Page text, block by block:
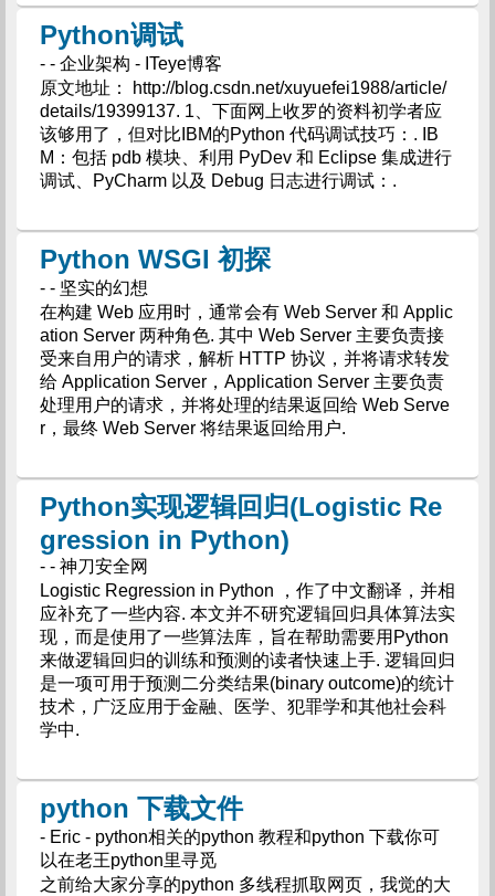
Python调试
- - 企业架构 - ITeye博客
原文地址： http://blog.csdn.net/xuyuefei1988/article/
details/19399137. 1、下面网上收罗的资料初学者应
该够用了，但对比IBM的Python 代码调试技巧：. IB
M：包括 pdb 模块、利用 PyDev 和 Eclipse 集成进行
调试、PyCharm 以及 Debug 日志进行调试：.
Python WSGI 初探
- - 坚实的幻想
在构建 Web 应用时，通常会有 Web Server 和 Applic
ation Server 两种角色. 其中 Web Server 主要负责接
受来自用户的请求，解析 HTTP 协议，并将请求转发
给 Application Server，Application Server 主要负责
处理用户的请求，并将处理的结果返回给 Web Serve
r，最终 Web Server 将结果返回给用户.
Python实现逻辑回归(Logistic Re
gression in Python)
- - 神刀安全网
Logistic Regression in Python ，作了中文翻译，并相
应补充了一些内容. 本文并不研究逻辑回归具体算法实
现，而是使用了一些算法库，旨在帮助需要用Python
来做逻辑回归的训练和预测的读者快速上手. 逻辑回归
是一项可用于预测二分类结果(binary outcome)的统计
技术，广泛应用于金融、医学、犯罪学和其他社会科
学中.
python 下载文件
- Eric - python相关的python 教程和python 下载你可
以在老王python里寻觅
之前给大家分享的python 多线程抓取网页，我觉的大